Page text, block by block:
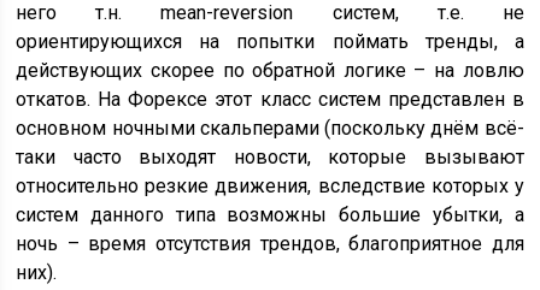
него т.н. mean-reversion систем, т.е. не
ориентирующихся на попытки поймать тренды, а
действующих скорее по обратной логике – на ловлю
откатов. На Форексе этот класс систем представлен в
основном ночными скальперами (поскольку днём всё-
таки часто выходят новости, которые вызывают
относительно резкие движения, вследствие которых у
систем данного типа возможны большие убытки, а
ночь – время отсутствия трендов, благоприятное для
них).